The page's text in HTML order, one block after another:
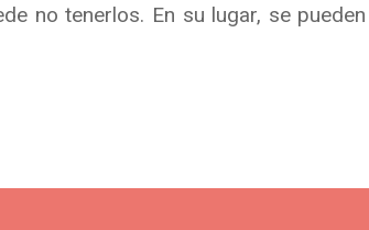
no tenerlos. En su lugar, se